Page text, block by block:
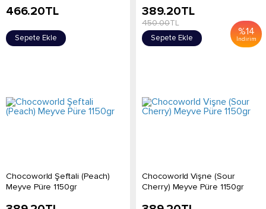
466.20TL
Sepete Ekle
%14
İndirim
389.20TL
450.00TL
Sepete Ekle
Chocoworld Şeftali (Peach)
Meyve Püre 1150gr
Chocoworld Vişne (Sour
Cherry) Meyve Püre 1150gr